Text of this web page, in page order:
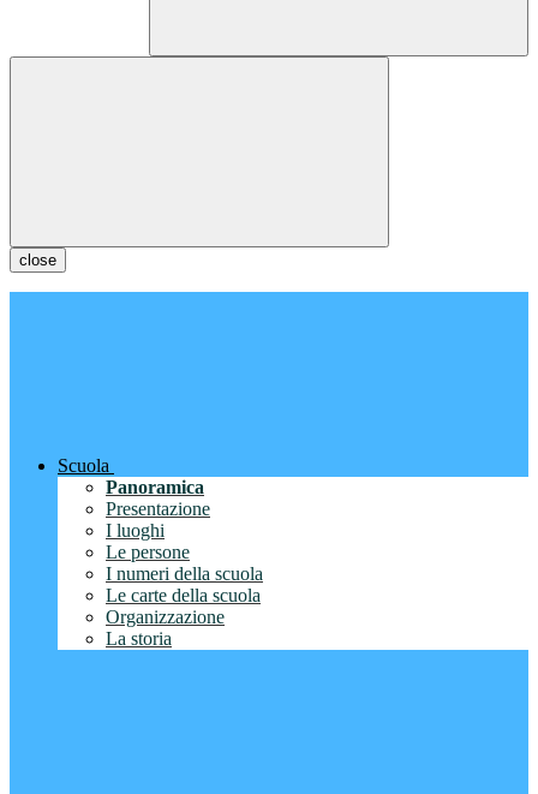
close
Scuola
Panoramica
Presentazione
I luoghi
Le persone
I numeri della scuola
Le carte della scuola
Organizzazione
La storia